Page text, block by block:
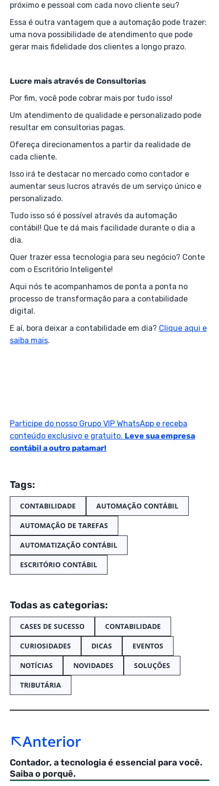
próximo e pessoal com cada novo cliente seu?
Essa é outra vantagem que a automação pode trazer:
uma nova possibilidade de atendimento que pode
gerar mais fidelidade dos clientes a longo prazo.
Lucre mais através de Consultorias
Por fim, você pode cobrar mais por tudo isso!
Um atendimento de qualidade e personalizado pode
resultar em consultorias pagas.
Ofereça direcionamentos a partir da realidade de
cada cliente.
Isso irá te destacar no mercado como contador e
aumentar seus lucros através de um serviço único e
personalizado.
Tudo isso só é possível através da automação
contábil! Que te dá mais facilidade durante o dia a
dia.
Quer trazer essa tecnologia para seu negócio? Conte
com o Escritório Inteligente!
Aqui nós te acompanhamos de ponta a ponta no
processo de transformação para a contabilidade
digital.
E aí, bora deixar a contabilidade em dia? Clique aqui e
saiba mais.
Participe do nosso Grupo VIP WhatsApp e receba
conteúdo exclusivo e gratuito. Leve sua empresa
contábil a outro patamar!
Tags:
CONTABILIDADE AUTOMAÇÃO CONTÁBIL
AUTOMAÇÃO DE TAREFAS
AUTOMATIZAÇÃO CONTÁBIL
ESCRITÓRIO CONTÁBIL
Todas as categorias:
CASES DE SUCESSO CONTABILIDADE
CURIOSIDADES DICAS EVENTOS
NOTÍCIAS NOVIDADES SOLUÇÕES
TRIBUTÁRIA
Anterior
Contador, a tecnologia é essencial para você.
Saiba o porquê.